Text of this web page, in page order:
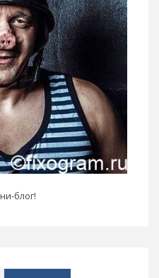
блог!